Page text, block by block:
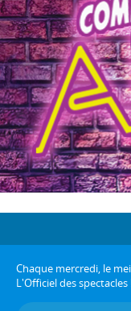
Chaque mercredi, le
L'Officiel des spectacles